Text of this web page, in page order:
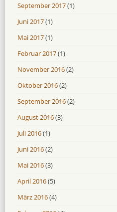
September 2017(1)
Juni 2017(1)
Mai 2017(1)
Februar 2017(1)
November 2016(2)
Oktober 2016(2)
September 2016(2)
August 2016(3)
Juli 2016(1)
Juni 2016(2)
Mai 2016(3)
April 2016(5)
März 2016(4)